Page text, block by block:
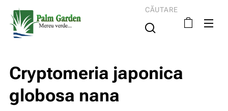
CĂUTARE
Cryptomeria japonica
globosa nana